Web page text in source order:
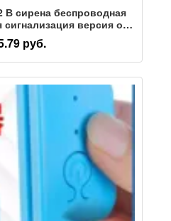
В сирена беспроводная
сигнализация версия от
версия 433M
звуковой и
руб.